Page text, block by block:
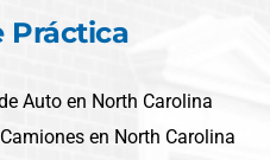
Práctica
Auto en North Carolina
en North Carolina